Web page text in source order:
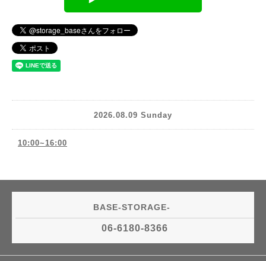
2026.08.09 Sunday
10:00~16:00
BASE-STORAGE-
06-6180-8366